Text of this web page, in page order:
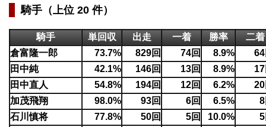
騎手（上位 20 件）
騎手 単回収 出走 一着 勝率
二着
倉富隆一郎
73.7% 829回 74回 8.9%
田中純
42.1% 146回 13回 8.9%
田中直人
54.8% 194回 12回 6.2%
加茂飛翔
98.0% 93回 6回 6.5%
石川慎将
77.8% 50回 5回 10.0%